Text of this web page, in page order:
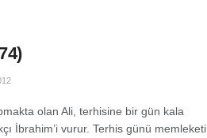
olan Ali, terhisine bir gün kala
İbrahim’i vurur. Terhis günü memleketi